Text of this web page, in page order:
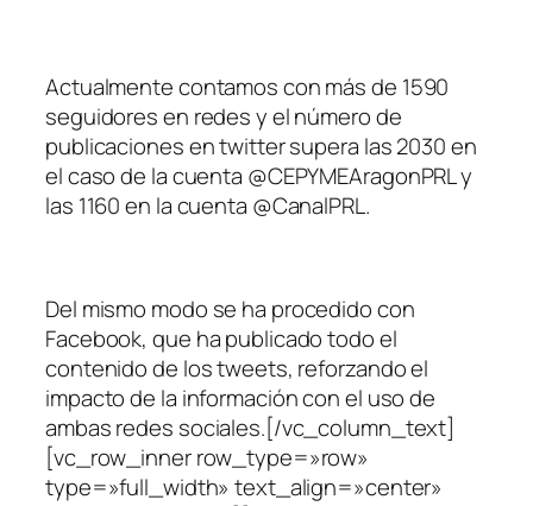
Actualmente contamos con más de 1590
seguidores en redes y el número de
publicaciones en twitter supera las 2030 en
el caso de la cuenta @CEPYMEAragonPRL y
las 1160 en la cuenta @CanalPRL.
Del mismo modo se ha procedido con
Facebook, que ha publicado todo el
contenido de los tweets, reforzando el
impacto de la información con el uso de
ambas redes sociales.[/vc_column_text]
[vc_row_inner row_type=»row»
type=»full_width» text_align=»center»